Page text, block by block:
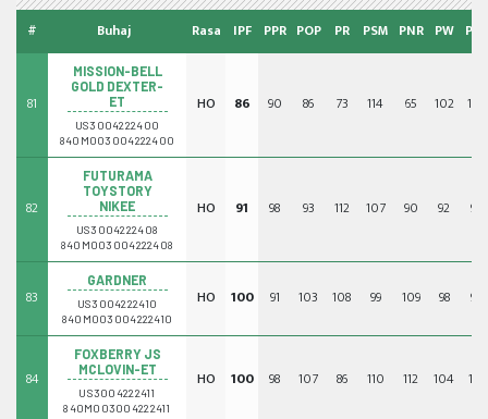
# Buhaj Rasa IPF PPR POP PR PSM PNR PW PPŁ
81
MISSION-BELL
GOLD DEXTER-
ET
US3004222400
840M003004222400
HO 86 90 86 73 114 65 102 101
82
FUTURAMA
TOYSTORY
NIKEE
US3004222408
840M003004222408
HO 91 98 93 112 107 90 92 91
83
GARDNER
US3004222410
840M003004222410
HO 100 91 103 108 99 109 98 99
84
FOXBERRY JS
MCLOVIN-ET
US3004222411
840M003004222411
HO 100 98 107 86 110 112 104 119